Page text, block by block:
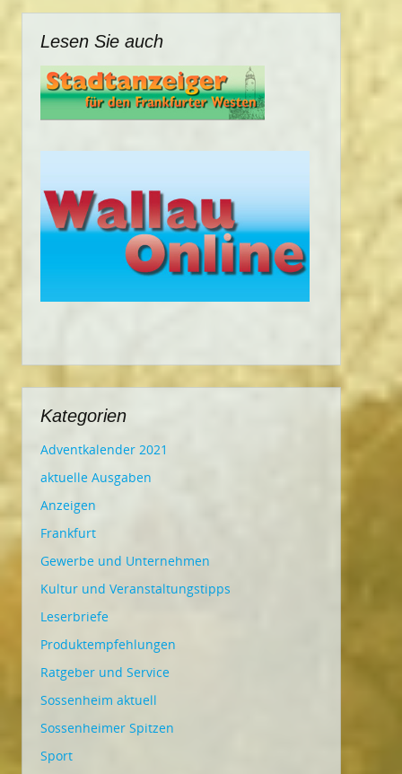
Lesen Sie auch
Kategorien
Adventkalender 2021
aktuelle Ausgaben
Anzeigen
Frankfurt
Gewerbe und Unternehmen
Kultur und Veranstaltungstipps
Leserbriefe
Produktempfehlungen
Ratgeber und Service
Sossenheim aktuell
Sossenheimer Spitzen
Sport